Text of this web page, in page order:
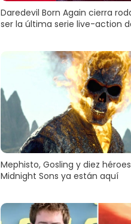
Daredevil Born Again cierra
ser la última serie live-action
Mephisto, Gosling y diez
Midnight Sons ya están aquí